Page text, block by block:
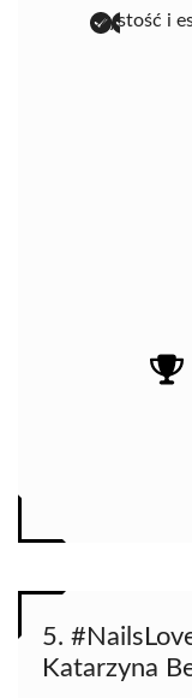
czystość i
5.
Katarzyna